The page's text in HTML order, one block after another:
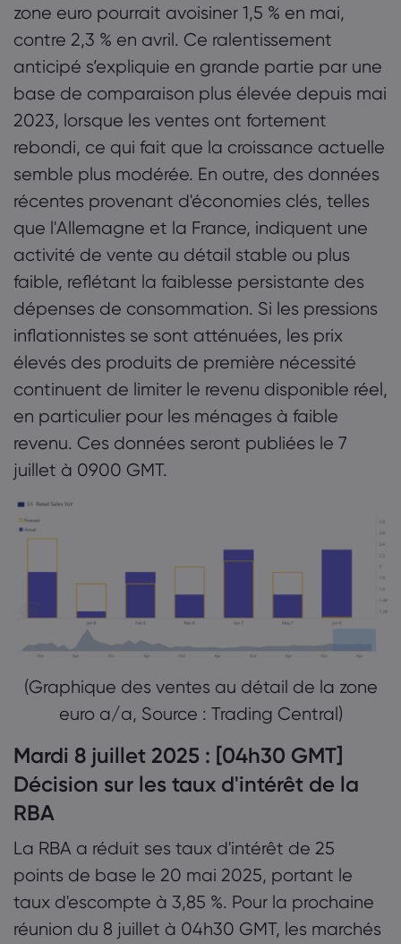
zone euro pourrait avoisiner 1,5 % en mai,
contre 2,3 % en avril. Ce ralentissement
anticipé s’expliquie en grande partie par une
base de comparaison plus élevée depuis mai
2023, lorsque les ventes ont fortement
rebondi, ce qui fait que la croissance actuelle
semble plus modérée. En outre, des données
récentes provenant d'économies clés, telles
que l'Allemagne et la France, indiquent une
activité de vente au détail stable ou plus
faible, reflétant la faiblesse persistante des
dépenses de consommation. Si les pressions
inflationnistes se sont atténuées, les prix
élevés des produits de première nécessité
continuent de limiter le revenu disponible réel,
en particulier pour les ménages à faible
revenu. Ces données seront publiées le 7
juillet à 0900 GMT.
(Graphique des ventes au détail de la zone
euro a/a, Source : Trading Central)
Mardi 8 juillet 2025 : [04h30 GMT]
Décision sur les taux d'intérêt de la
RBA
La RBA a réduit ses taux d'intérêt de 25
points de base le 20 mai 2025, portant le
taux d'escompte à 3,85 %. Pour la prochaine
réunion du 8 juillet à 04h30 GMT, les marchés